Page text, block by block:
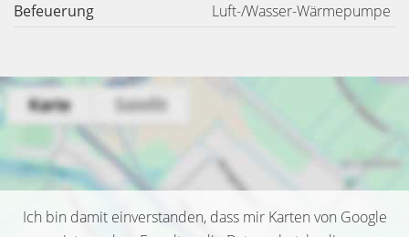
Befeuerung
Luft-/Wasser-Wärmepumpe
Ich bin damit einverstanden, dass mir Karten von Google